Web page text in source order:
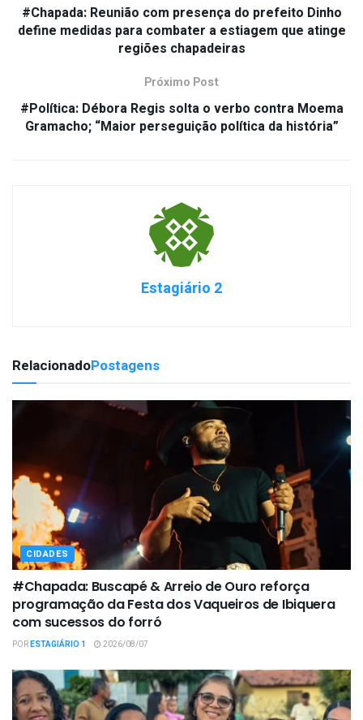
#Chapada: Reunião com presença do prefeito Dinho
define medidas para combater a estiagem que atinge
regiões chapadeiras
Próximo Post
#Política: Débora Regis solta o verbo contra Moema
Gramacho; “Maior perseguição política da história”
Estagiário 2
RelacionadoPostagens
CIDADES
#Chapada: Buscapé & Arreio de Ouro reforça
programação da Festa dos Vaqueiros de Ibiquera
com sucessos do forró
PORESTAGIÁRIO 1 2026/08/07